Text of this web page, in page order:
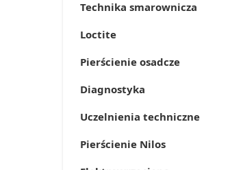
Technika smarownicza
Loctite
Pierścienie osadcze
Diagnostyka
Uczelnienia techniczne
Pierścienie Nilos